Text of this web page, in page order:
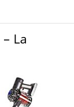
– La